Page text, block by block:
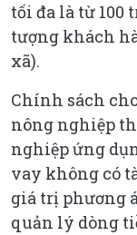
tối đa là từ 100
tượng khách
xã).
Chính sách
nông nghiệp
nghiệp ứng
vay không có
giá trị phương
quản lý dòng